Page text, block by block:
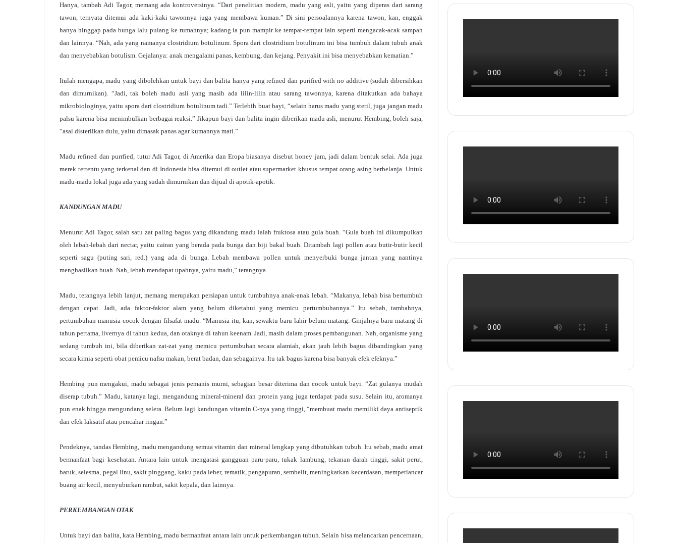
Hanya, tambah Adi Tagor, memang ada kontroversinya. “Dari penelitian modern, madu yang asli, yaitu yang diperas dari sarang
tawon, ternyata ditemui ada kaki-kaki tawonnya juga yang membawa kuman.” Di sini persoalannya karena tawon, kan, enggak
hanya hinggap pada bunga lalu pulang ke rumahnya; kadang ia pun mampir ke tempat-tempat lain seperti mengacak-acak sampah
dan lainnya. “Nah, ada yang namanya clostridium botulinum. Spora dari clostridium botulinum ini bisa tumbuh dalam tubuh anak
dan menyebabkan botulism. Gejalanya: anak mengalami panas, kembung, dan kejang. Penyakit ini bisa menyebabkan kematian.”
Itulah mengapa, madu yang dibolehkan untuk bayi dan balita hanya yang refined dan purified with no additive (sudah dibersihkan
dan dimurnikan). “Jadi, tak boleh madu asli yang masih ada lilin-lilin atau sarang tawonnya, karena ditakutkan ada bahaya
mikrobiologinya, yaitu spora dari clostridium botulinum tadi.” Terlebih buat bayi, “selain harus madu yang steril, juga jangan madu
palsu karena bisa menimbulkan berbagai reaksi.” Jikapun bayi dan balita ingin diberikan madu asli, menurut Hembing, boleh saja,
“asal disterilkan dulu, yaitu dimasak panas agar kumannya mati.”
Madu refined dan purrfied, tutur Adi Tagor, di Amerika dan Eropa biasanya disebut honey jam, jadi dalam bentuk selai. Ada juga
merek tertentu yang terkenal dan di Indonesia bisa ditemui di outlet atau supermarket khusus tempat orang asing berbelanja. Untuk
madu-madu lokal juga ada yang sudah dimurnikan dan dijual di apotik-apotik.
KANDUNGAN MADU
Menurut Adi Tagor, salah satu zat paling bagus yang dikandung madu ialah fruktosa atau gula buah. “Gula buah ini dikumpulkan
oleh lebah-lebah dari nectar, yaitu cairan yang berada pada bunga dan biji bakal buah. Ditambah lagi pollen atau butir-butir kecil
seperti sagu (puting sari, red.) yang ada di bunga. Lebah membawa pollen untuk menyerbuki bunga jantan yang nantinya
menghasilkan buah. Nah, lebah mendapat upahnya, yaitu madu,” terangnya.
Madu, terangnya lebih lanjut, memang merupakan persiapan untuk tumbuhnya anak-anak lebah. “Makanya, lebah bisa bertumbuh
dengan cepat. Jadi, ada faktor-faktor alam yang belum diketahui yang memicu pertumbuhannya.” Itu sebab, tambahnya,
pertumbuhan manusia cocok dengan filsafat madu. “Manusia itu, kan, sewaktu baru lahir belum matang. Ginjalnya baru matang di
tahun pertama, livernya di tahun kedua, dan otaknya di tahun keenam. Jadi, masih dalam proses pembangunan. Nah, organisme yang
sedang tumbuh ini, bila diberikan zat-zat yang memicu pertumbuhan secara alamiah, akan jauh lebih bagus dibandingkan yang
secara kimia seperti obat pemicu nafsu makan, berat badan, dan sebagainya. Itu tak bagus karena bisa banyak efek efeknya.”
Hembing pun mengakui, madu sebagai jenis pemanis murni, sebagian besar diterima dan cocok untuk bayi. “Zat gulanya mudah
diserap tubuh.” Madu, katanya lagi, mengandung mineral-mineral dan protein yang juga terdapat pada susu. Selain itu, aromanya
pun enak hingga mengundang selera. Belum lagi kandungan vitamin C-nya yang tinggi, “membuat madu memiliki daya antiseptik
dan efek laksatif atau pencahar ringan.”
Pendeknya, tandas Hembing, madu mengandung semua vitamin dan mineral lengkap yang dibutuhkan tubuh. Itu sebab, madu amat
bermanfaat bagi kesehatan. Antara lain untuk mengatasi gangguan paru-paru, tukak lambung, tekanan darah tinggi, sakit perut,
batuk, selesma, pegal linu, sakit pinggang, kaku pada leher, rematik, pengapuran, sembelit, meningkatkan kecerdasan, memperlancar
buang air kecil, menyuburkan rambut, sakit kepala, dan lainnya.
PERKEMBANGAN OTAK
Untuk bayi dan balita, kata Hembing, madu bermanfaat antara lain untuk perkembangan tubuh. Selain bisa melancarkan pencernaan,